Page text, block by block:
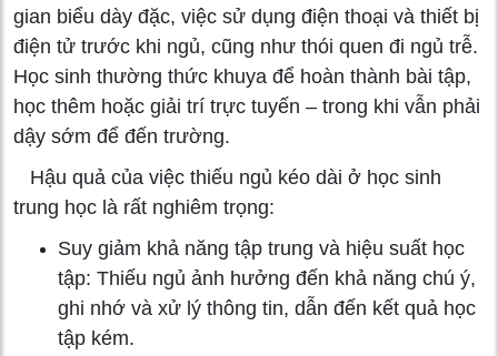
gian biểu dày đặc, việc sử dụng điện thoại và thiết bị
điện tử trước khi ngủ, cũng như thói quen đi ngủ trễ.
Học sinh thường thức khuya để hoàn thành bài tập,
học thêm hoặc giải trí trực tuyến – trong khi vẫn phải
dậy sớm để đến trường.
Hậu quả của việc thiếu ngủ kéo dài ở học sinh
trung học là rất nghiêm trọng:
Suy giảm khả năng tập trung và hiệu suất học
tập: Thiếu ngủ ảnh hưởng đến khả năng chú ý,
ghi nhớ và xử lý thông tin, dẫn đến kết quả học
tập kém.